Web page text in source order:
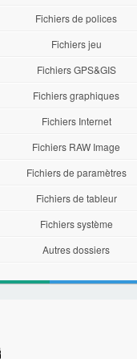
Fichiers de polices
Fichiers jeu
Fichiers GPS&GIS
Fichiers graphiques
Fichiers Internet
Fichiers RAW Image
Fichiers de paramètres
Fichiers de tableur
Fichiers système
Autres dossiers